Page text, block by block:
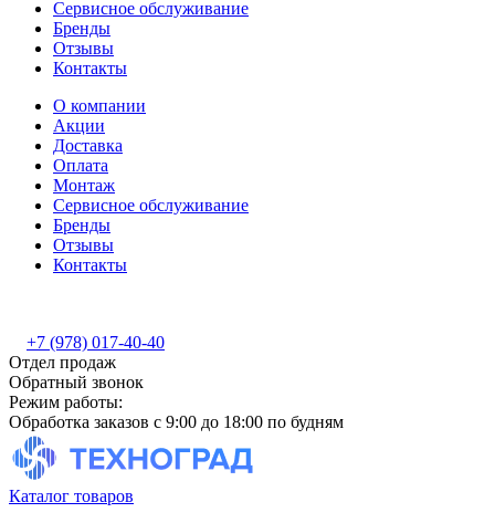
Сервисное обслуживание
Бренды
Отзывы
Контакты
О компании
Акции
Доставка
Оплата
Монтаж
Сервисное обслуживание
Бренды
Отзывы
Контакты
+7 (978) 017-40-40
Отдел продаж
Обратный звонок
Режим работы:
Обработка заказов с 9:00 до 18:00 по будням
Каталог товаров